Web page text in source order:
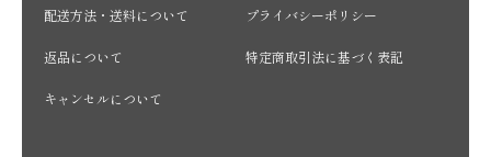
配送方法・送料について
返品について
キャンセルについて
プライバシーポリシー
特定商取引法に基づく表記